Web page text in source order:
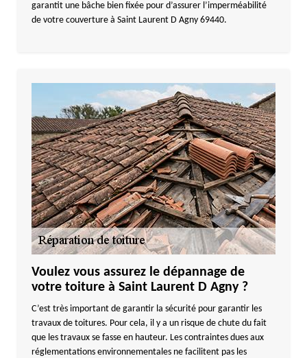
garantit une bâche bien fixée pour d’assurer l’imperméabilité
de votre couverture à Saint Laurent D Agny 69440.
Voulez vous assurez le dépannage de
votre toiture à Saint Laurent D Agny ?
C’est très important de garantir la sécurité pour garantir les
travaux de toitures. Pour cela, il y a un risque de chute du fait
que les travaux se fasse en hauteur. Les contraintes dues aux
réglementations environnementales ne facilitent pas les